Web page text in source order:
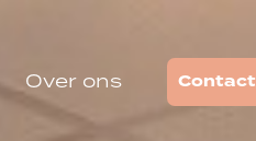
Over ons Contact